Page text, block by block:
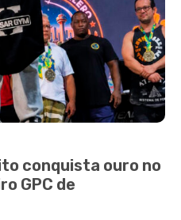
conquista ouro no
GPC de